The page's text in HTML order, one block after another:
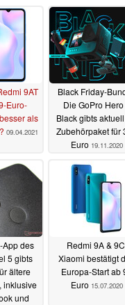
9AT
Euro-
als
09.04.2021
Black Friday-
Die GoPro
Black gibts
Zubehörpaket für
Euro 19.11.2020
App des
5 gibts
ältere
inklusive
und
Redmi 9A &
Xiaomi bestätigt
Europa-Start ab
Euro 15.07.2020